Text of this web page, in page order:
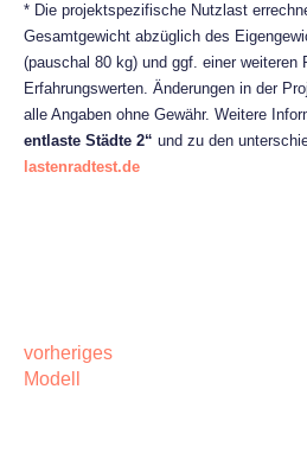
* Die projektspezifische Nutzlast
Gesamtgewicht abzüglich des
(pauschal 80 kg) und ggf. einer weiteren
Erfahrungswerten. Änderungen in der
alle Angaben ohne Gewähr. Weitere
entlaste Städte 2“ und zu den
lastenradtest.de
vorheriges
Modell